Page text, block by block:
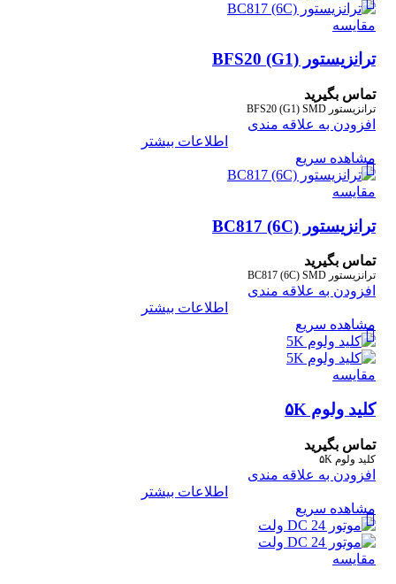
مقایسه
ترانزیستور BFS20 (G1)
تماس بگیرید
ترانزیستور BFS20 (G1) SMD
افزودن به علاقه مندی
اطلاعات بیشتر
مشاهده سریع
مقایسه
ترانزیستور BC817 (6C)
تماس بگیرید
ترانزیستور BC817 (6C) SMD
افزودن به علاقه مندی
اطلاعات بیشتر
مشاهده سریع
مقایسه
کلید ولوم ۵K
تماس بگیرید
کلید ولوم ۵K
افزودن به علاقه مندی
اطلاعات بیشتر
مشاهده سریع
مقایسه